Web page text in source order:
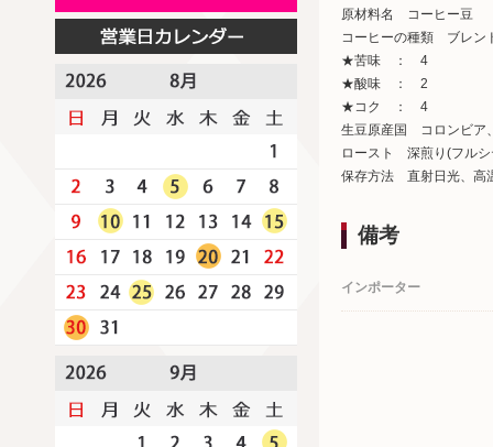
原材料名 コーヒー豆
コーヒーの種類 ブレン
★苦味 ： 4
★酸味 ： 2
★コク ： 4
生豆原産国 コロンビア
ロースト 深煎り(フルシ
保存方法 直射日光、高
備考
インポーター